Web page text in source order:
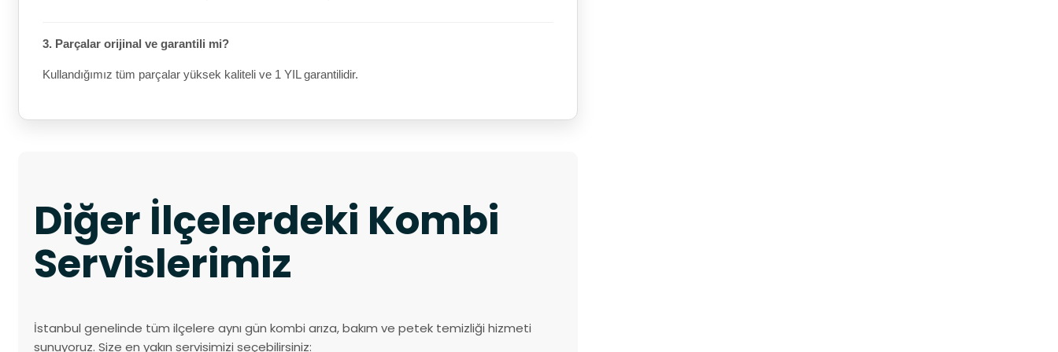
3. Parçalar orijinal ve garantili mi?
Kullandığımız tüm parçalar yüksek kaliteli ve 1 YIL garantilidir.
Diğer İlçelerdeki Kombi
Servislerimiz
İstanbul genelinde tüm ilçelere aynı gün kombi arıza, bakım ve petek temizliği hizmeti
sunuyoruz. Size en yakın servisimizi seçebilirsiniz: